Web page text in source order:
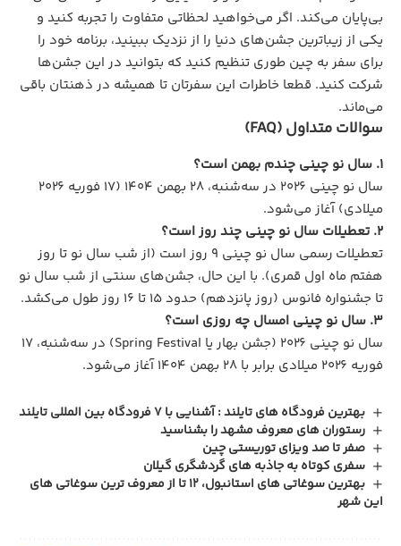
بی‌پایان می‌کند. اگر می‌خواهید لحظاتی متفاوت را تجربه کنید و
یکی از زیباترین جشن‌های دنیا را از نزدیک ببینید، برنامه خود را
برای سفر به چین طوری تنظیم کنید که بتوانید در این جشن‌ها
شرکت کنید. قطعا خاطرات این سفرتان تا همیشه در ذهنتان باقی
می‌ماند.
سوالات متداول (FAQ)
۱. سال نو چینی چندم بهمن است؟
سال نو چینی ۲۰۲۶ در سه‌شنبه، ۲۸ بهمن ۱۴۰۴ (۱۷ فوریه ۲۰۲۶
میلادی) آغاز می‌شود.
۲. تعطیلات سال نو چینی چند روز است؟
تعطیلات رسمی سال نو چینی ۹ روز است (از شب سال نو تا روز
هفتم ماه اول قمری). با این حال، جشن‌های سنتی از شب سال نو
تا جشنواره فانوس (روز پانزدهم) حدود ۱۵ تا ۱۶ روز طول می‌کشد.
۳. سال نو چینی امسال چه روزی است؟
سال نو چینی ۲۰۲۶ (جشن بهار یا Spring Festival) در سه‌شنبه، ۱۷
فوریه ۲۰۲۶ میلادی برابر با ۲۸ بهمن ۱۴۰۴ آغاز می‌شود.
بهترین فرودگاه های تایلند : آشنایی با 7 فرودگاه بین المللی تایلند
رستوران های معروف مشهد را بشناسید
صفر تا صد ویزای توریستی چین
سفری کوتاه به جاذبه های گردشگری گیلان
بهترین سوغاتی های استانبول، 12 تا از معروف ترین سوغاتی های
این شهر